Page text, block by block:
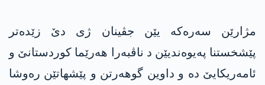
مژارێن سەرەکە یێن جڤینان ژی دێ زێدەتر
پێشخستنا پەیوەندیێن د ناڤبەرا هەرێما کوردستانێ و
ئامەریکایێ دە و داوین گوهەرتن و پێشهاتێن رەوشا